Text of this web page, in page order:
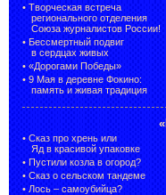
• Творческая встреча
регионального отделения
Союза журналистов России!
• Бессмертный подвиг
в сердцах живых
• «Дорогами Победы»
• 9 Мая в деревне Фокино:
память и живая традиция
• Сказ про хрень или
Яд в красивой упаковке
• Пустили козла в огород?
• Сказ о сельском тандеме
• Лось – самоубийца?